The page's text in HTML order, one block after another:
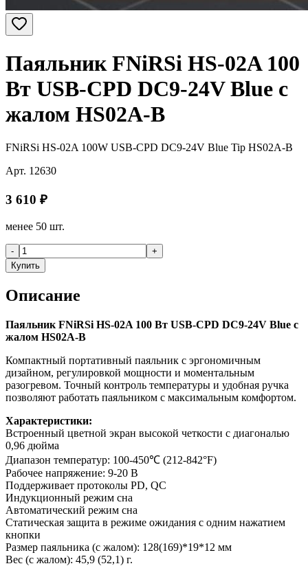
Паяльник FNiRSi HS-02A 100
Вт USB-CPD DC9-24V Blue с
жалом HS02A-B
FNiRSi HS-02A 100W USB-CPD DC9-24V Blue Tip HS02A-B
Арт. 12630
3 610 ₽
менее 50 шт.
-
+
Купить
Описание
Паяльник FNiRSi HS-02A 100 Вт USB-CPD DC9-24V Blue с
жалом HS02A-B
Компактный портативный паяльник с эргономичным
дизайном, регулировкой мощности и моментальным
разогревом. Точный контроль температуры и удобная ручка
позволяют работать паяльником с максимальным комфортом.
Характеристики:
Встроенный цветной экран высокой четкости с диагональю
0,96 дюйма
Диапазон температур: 100-450℃ (212-842°F)
Рабочее напряжение: 9-20 В
Поддерживает протоколы PD, QC
Индукционный режим сна
Автоматический режим сна
Статическая защита в режиме ожидания с одним нажатием
кнопки
Размер паяльника (с жалом): 128(169)*19*12 мм
Вес (с жалом): 45,9 (52,1) г.